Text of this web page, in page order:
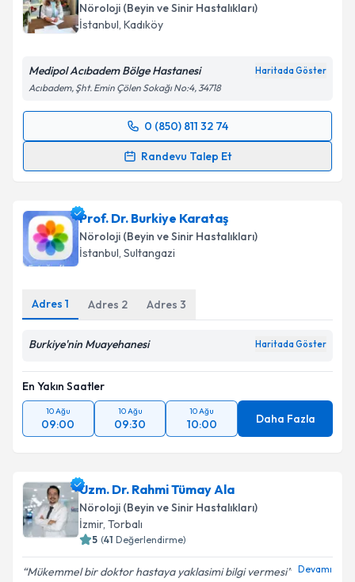
Nöroloji (Beyin ve Sinir Hastalıkları)
İstanbul, Kadıköy
Medipol Acıbadem Bölge Hastanesi Haritada Göster
Acıbadem, Şht. Emin Çölen Sokağı No:4, 34718
0 (850) 811 32 74
Randevu Talep Et
Randevu Takvimi Talebi
için bir takvim hazırlandığında e-posta ile
bilgilendireceğiz.
E-posta Adresiniz
Kişisel verilerimin işlenmesine ilişkin
Aydınlatma
kapsamda işlenmesini kabul ediyorum.
Takvim Talebini Gönder
Prof. Dr. Burkiye Karataş
Nöroloji (Beyin ve Sinir Hastalıkları)
İstanbul, Sultangazi
Adres 1 Adres 2 Adres 3
Burkiye'nin Muayehanesi Haritada Göster
En Yakın Saatler
10 Ağu
09:00
10 Ağu
09:30
10 Ağu
10:00 Daha Fazla
Uzm. Dr. Rahmi Tümay Ala
Nöroloji (Beyin ve Sinir Hastalıkları)
İzmir, Torbalı
5 (41 Değerlendirme)
Mükemmel bir doktor hastaya yaklasimi bilgi vermesi Devamı